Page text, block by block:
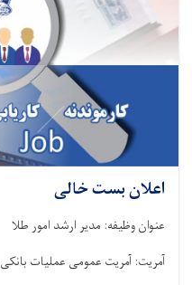
اعلان بست خالی
عنوان وظیفه: مدیر ارشد امور طلا
آمریت: آمریت عمومی عملیات بانکی